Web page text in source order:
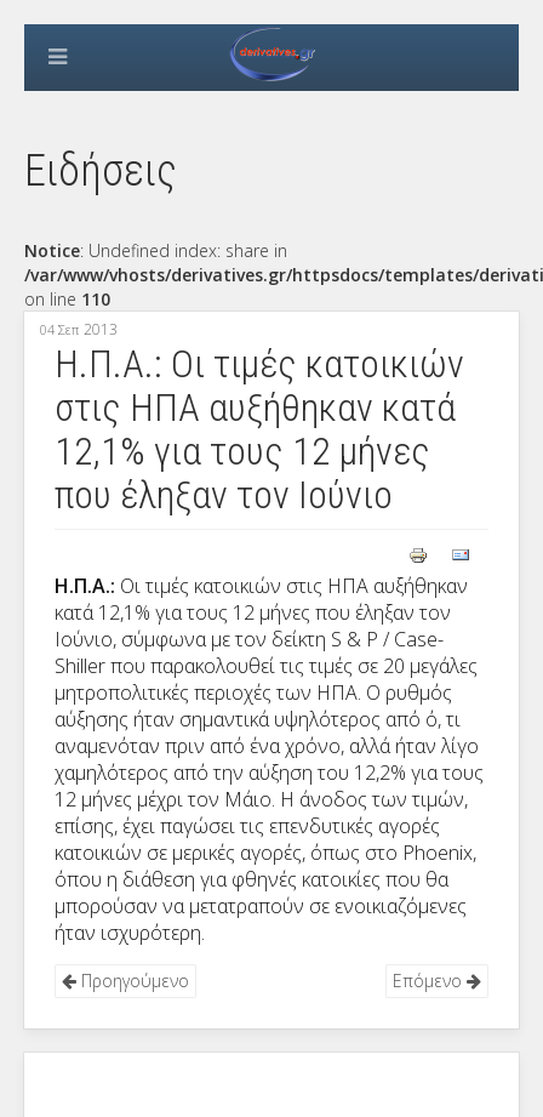
Ειδήσεις
Notice: Undefined index: share in
/var/www/vhosts/derivatives.gr/httpsdocs/templates/
on line 110
04 Σεπ 2013
Η.Π.Α.: Οι τιμές κατοικιών
στις ΗΠΑ αυξήθηκαν κατά
12,1% για τους 12 μήνες
που έληξαν τον Ιούνιο
Η.Π.Α.: Οι τιμές κατοικιών στις ΗΠΑ αυξήθηκαν
κατά 12,1% για τους 12 μήνες που έληξαν τον
Ιούνιο, σύμφωνα με τον δείκτη S & P / Case-
Shiller που παρακολουθεί τις τιμές σε 20 μεγάλες
μητροπολιτικές περιοχές των ΗΠΑ. Ο ρυθμός
αύξησης ήταν σημαντικά υψηλότερος από ό, τι
αναμενόταν πριν από ένα χρόνο, αλλά ήταν λίγο
χαμηλότερος από την αύξηση του 12,2% για τους
12 μήνες μέχρι τον Μάιο. Η άνοδος των τιμών,
επίσης, έχει παγώσει τις επενδυτικές αγορές
κατοικιών σε μερικές αγορές, όπως στο Phoenix,
όπου η διάθεση για φθηνές κατοικίες που θα
μπορούσαν να μετατραπούν σε ενοικιαζόμενες
ήταν ισχυρότερη.
Προηγούμενο Επόμενο